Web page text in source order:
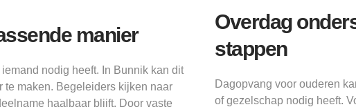
manier
nodig heeft. In Bunnik kan dit
te maken. Begeleiders kijken naar
haalbaar blijft. Door vaste
Overdag
stappen
Dagopvang voor ouderen
of gezelschap nodig heeft.